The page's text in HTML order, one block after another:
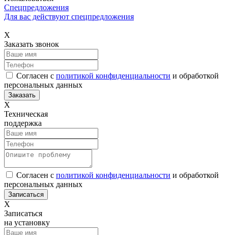
Спецпредложения
Для вас действуют спецпредложения
Х
Заказать звонок
Согласен с политикой конфиденциальности и обработкой
персональных данных
Х
Техническая
поддержка
Согласен с политикой конфиденциальности и обработкой
персональных данных
Х
Записаться
на установку